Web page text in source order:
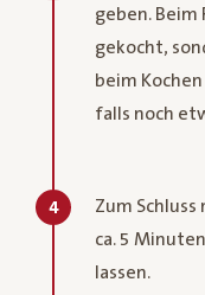
geben. Beim
gekocht,
beim
falls noch
4
Zum
ca. 5
lassen.